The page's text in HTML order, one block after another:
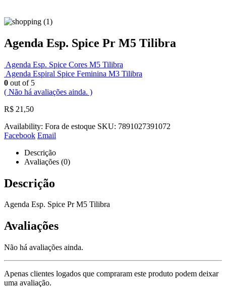
Agenda Esp. Spice Pr M5 Tilibra
Agenda Esp. Spice Cores M5 Tilibra
Agenda Espiral Spice Feminina M3 Tilibra
0 out of 5
( Não há avaliações ainda. )
R$ 21,50
Availability: Fora de estoque SKU: 7891027391072
Facebook Email
Descrição
Avaliações (0)
Descrição
Agenda Esp. Spice Pr M5 Tilibra
Avaliações
Não há avaliações ainda.
Apenas clientes logados que compraram este produto podem deixar
uma avaliação.